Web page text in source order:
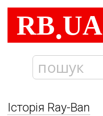
RB.UA
Історія Ray-Ban